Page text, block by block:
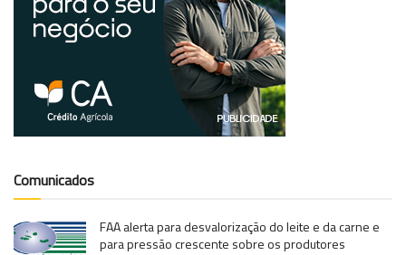
Comunicados
FAA alerta para desvalorização do leite e da carne e
para pressão crescente sobre os produtores